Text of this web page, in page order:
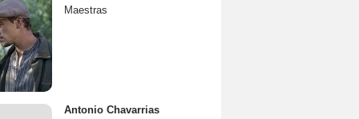
Maestras
Antonio Chavarrias